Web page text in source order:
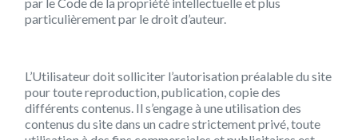
particulièrement par le droit d’auteur.
L’Utilisateur doit solliciter l’autorisation préalable du site
pour toute reproduction, publication, copie des
différents contenus. Il s’engage à une utilisation des
contenus du site dans un cadre strictement privé, toute